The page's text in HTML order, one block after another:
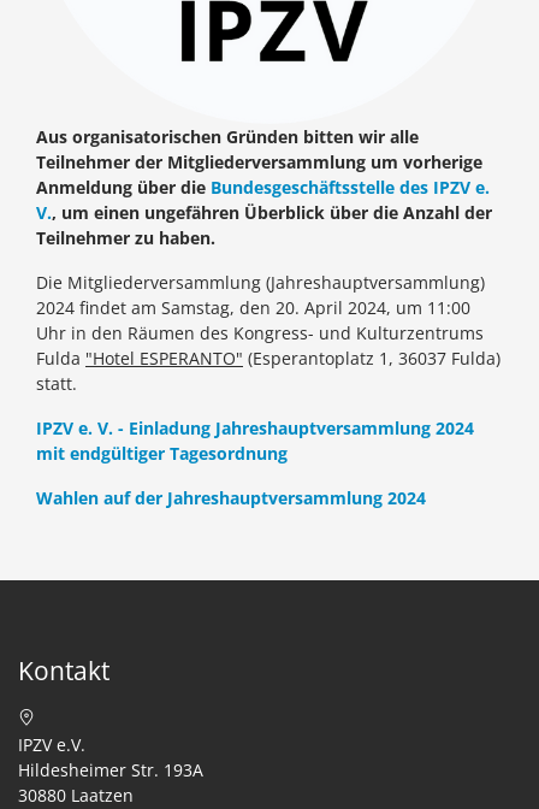
Aus organisatorischen Gründen bitten wir alle
Teilnehmer der Mitgliederversammlung um vorherige
Anmeldung über die Bundesgeschäftsstelle des IPZV e.
V., um einen ungefähren Überblick über die Anzahl der
Teilnehmer zu haben.
Die Mitgliederversammlung (Jahreshauptversammlung)
2024 findet am Samstag, den 20. April 2024, um 11:00
Uhr in den Räumen des Kongress- und Kulturzentrums
Fulda "Hotel ESPERANTO" (Esperantoplatz 1, 36037 Fulda)
statt.
IPZV e. V. - Einladung Jahreshauptversammlung 2024
mit endgültiger Tagesordnung
Wahlen auf der Jahreshauptversammlung 2024
Kontakt
IPZV e.V.
Hildesheimer Str. 193A
30880 Laatzen